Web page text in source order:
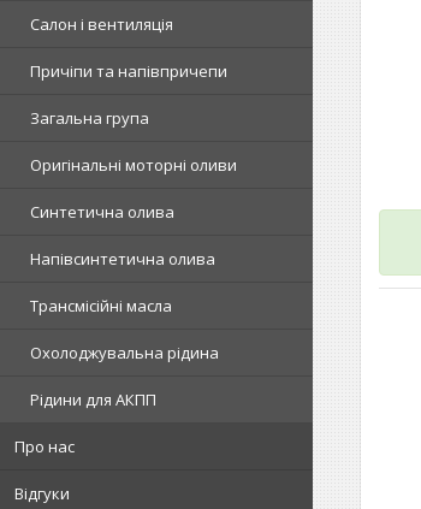
Салон і вентиляція
Причіпи та напівпричепи
Загальна група
Оригінальні моторні оливи
Синтетична олива
Напівсинтетична олива
Трансмісійні масла
Охолоджувальна рідина
Рідини для АКПП
Про нас
Відгуки